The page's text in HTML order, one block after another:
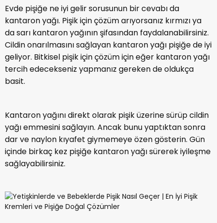
Evde pişiğe ne iyi gelir sorusunun bir cevabı da
kantaron yağı. Pişik için çözüm arıyorsanız kırmızı ya
da sarı kantaron yağının şifasından faydalanabilirsiniz.
Cildin onarılmasını sağlayan kantaron yağı pişiğe de iyi
geliyor. Bitkisel pişik için çözüm için eğer kantaron yağı
tercih edecekseniz yapmanız gereken de oldukça
basit.
Kantaron yağını direkt olarak pişik üzerine sürüp cildin
yağı emmesini sağlayın. Ancak bunu yaptıktan sonra
dar ve naylon kıyafet giymemeye özen gösterin. Gün
içinde birkaç kez pişiğe kantaron yağı sürerek iyileşme
sağlayabilirsiniz.